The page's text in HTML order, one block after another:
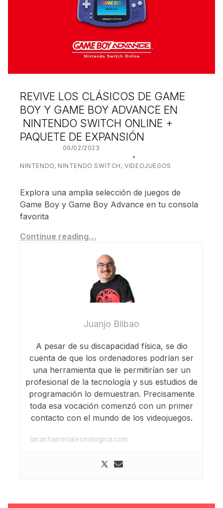
REVIVE LOS CLÁSICOS DE GAME
BOY Y GAME BOY ADVANCE EN
NINTENDO SWITCH ONLINE +
PAQUETE DE EXPANSIÓN
09/02/2023
NINTENDO, NINTENDO SWITCH ,VIDEOJUEGOS
Explora una amplia selección de juegos de
Game Boy y Game Boy Advance en tu consola
favorita
Continue reading…
Juanjo Bilbao
A pesar de su discapacidad física, se dio
cuenta de que los ordenadores podrían ser
una herramienta que le permitirían ser un
profesional de la tecnología y sus estudios de
programación lo demuestran. Precisamente
toda esa vocación comenzó con un primer
contacto con el mundo de los videojuegos.
lacacharreriatecnologica.com